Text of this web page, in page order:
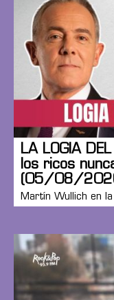
LA LOGIA
los ricos
(05/08/
Martín Wullich en